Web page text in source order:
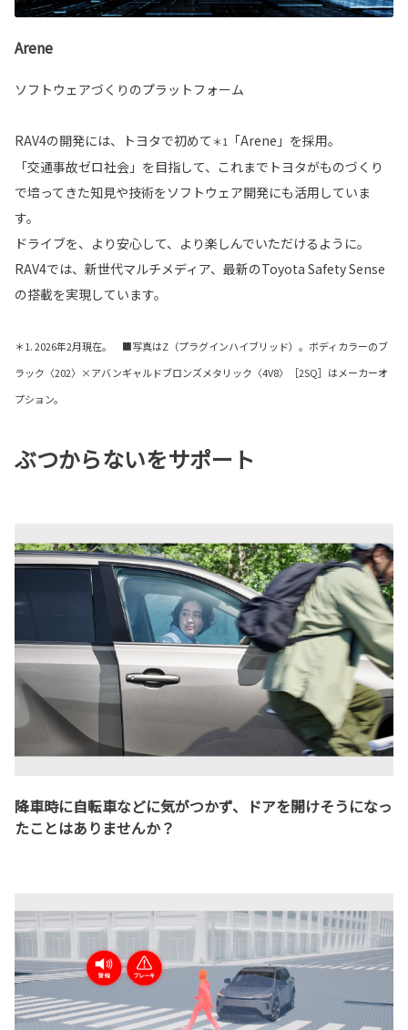
Arene
ソフトウェアづくりのプラットフォーム
RAV4の開発には、トヨタで初めて ＊1
「Arene」を採用。
「交通事故ゼロ社会」を目指して、これまでトヨタがものづくり
で培ってきた知見や技術をソフトウェア開発にも活用していま
す。
ドライブを、より安心して、より楽しんでいただけるように。
RAV4では、新世代マルチメディア、最新のToyota Safety Sense
の搭載を実現しています。
＊1. 2026年2月現在。 ■写真はZ（プラグインハイブリッド）。ボディカラーのブ
ラック〈202〉×アバンギャルドブロンズメタリック〈4V8〉［2SQ］はメーカーオ
プション。
ぶつからないをサポート
降車時に自転車などに気がつかず、ドアを開けそうになっ
たことはありませんか？